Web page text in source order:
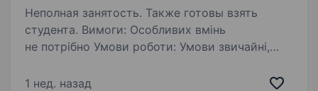
Неполная занятость. Также готовы взять
студента. Вимоги: Особливих вмінь
не потрібно Умови роботи: Умови звичайні,
для малювання сидячи або стоячи, позування
1 нед. назад